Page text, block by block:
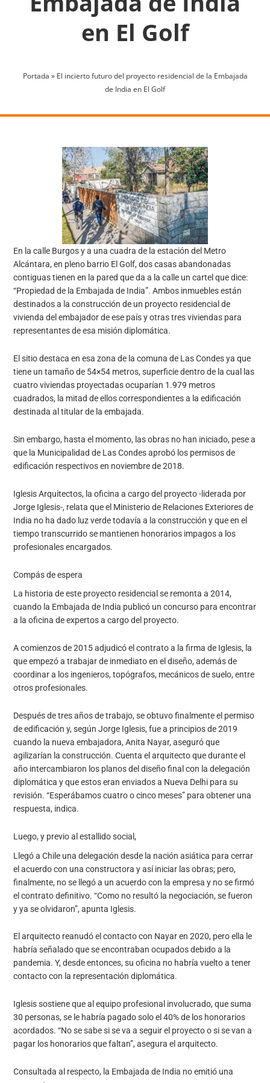
en El Golf
Portada » El incierto futuro del proyecto residencial de la Embajada
de India en El Golf
En la calle Burgos y a una cuadra de la estación del Metro
Alcántara, en pleno barrio El Golf, dos casas abandonadas
contiguas tienen en la pared que da a la calle un cartel que dice:
“Propiedad de la Embajada de India”. Ambos inmuebles están
destinados a la construcción de un proyecto residencial de
vivienda del embajador de ese país y otras tres viviendas para
representantes de esa misión diplomática.
El sitio destaca en esa zona de la comuna de Las Condes ya que
tiene un tamaño de 54×54 metros, superficie dentro de la cual las
cuatro viviendas proyectadas ocuparían 1.979 metros
cuadrados, la mitad de ellos correspondientes a la edificación
destinada al titular de la embajada.
Sin embargo, hasta el momento, las obras no han iniciado, pese a
que la Municipalidad de Las Condes aprobó los permisos de
edificación respectivos en noviembre de 2018.
Iglesis Arquitectos, la oficina a cargo del proyecto -liderada por
Jorge Iglesis-, relata que el Ministerio de Relaciones Exteriores de
India no ha dado luz verde todavía a la construcción y que en el
tiempo transcurrido se mantienen honorarios impagos a los
profesionales encargados.
Compás de espera
La historia de este proyecto residencial se remonta a 2014,
cuando la Embajada de India publicó un concurso para encontrar
a la oficina de expertos a cargo del proyecto.
A comienzos de 2015 adjudicó el contrato a la firma de Iglesis, la
que empezó a trabajar de inmediato en el diseño, además de
coordinar a los ingenieros, topógrafos, mecánicos de suelo, entre
otros profesionales.
Después de tres años de trabajo, se obtuvo finalmente el permiso
de edificación y, según Jorge Iglesis, fue a principios de 2019
cuando la nueva embajadora, Anita Nayar, aseguró que
agilizarían la construcción. Cuenta el arquitecto que durante el
año intercambiaron los planos del diseño final con la delegación
diplomática y que estos eran enviados a Nueva Delhi para su
revisión. “Esperábamos cuatro o cinco meses” para obtener una
respuesta, indica.
Luego, y previo al estallido social,
Llegó a Chile una delegación desde la nación asiática para cerrar
el acuerdo con una constructora y así iniciar las obras; pero,
finalmente, no se llegó a un acuerdo con la empresa y no se firmó
el contrato definitivo. “Como no resultó la negociación, se fueron
y ya se olvidaron”, apunta Iglesis.
El arquitecto reanudó el contacto con Nayar en 2020, pero ella le
habría señalado que se encontraban ocupados debido a la
pandemia. Y, desde entonces, su oficina no habría vuelto a tener
contacto con la representación diplomática.
Iglesis sostiene que al equipo profesional involucrado, que suma
30 personas, se le habría pagado solo el 40% de los honorarios
acordados. “No se sabe si se va a seguir el proyecto o si se van a
pagar los honorarios que faltan”, asegura el arquitecto.
Consultada al respecto, la Embajada de India no emitió una